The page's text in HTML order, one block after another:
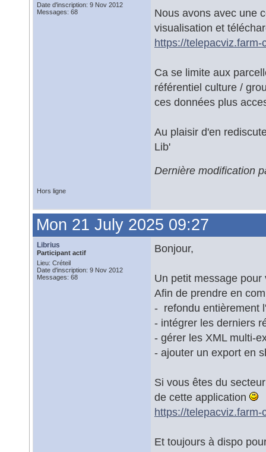
Date d'inscription: 9 Nov 2012
Messages: 68
Nous avons avec une
visualisation et
https://telepacviz.farm-
Ca se limite aux
référentiel culture /
ces données plus
Au plaisir d'en
Lib'
Dernière modification
Hors ligne
Mon 21 July 2025 09:27
Librius
Participant actif
Lieu: Créteil
Date d'inscription: 9 Nov 2012
Messages: 68
Bonjour,
Un petit message
Afin de prendre en
- refondu entièrement
- intégrer les derniers
- gérer les XML multi-
- ajouter un export en
Si vous êtes du
de cette application
https://telepacviz.farm-
Et toujours à dispo